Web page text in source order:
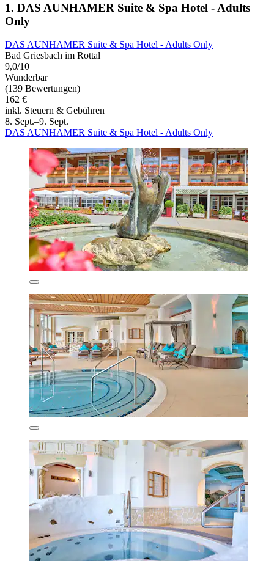
1. DAS AUNHAMER Suite & Spa Hotel - Adults
Only
DAS AUNHAMER Suite & Spa Hotel - Adults Only
Bad Griesbach im Rottal
9,0/10
Wunderbar
(139 Bewertungen)
162 €
inkl. Steuern & Gebühren
8. Sept.–9. Sept.
DAS AUNHAMER Suite & Spa Hotel - Adults Only